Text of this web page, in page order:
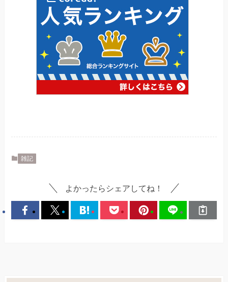
雑記
よかったらシェアしてね！